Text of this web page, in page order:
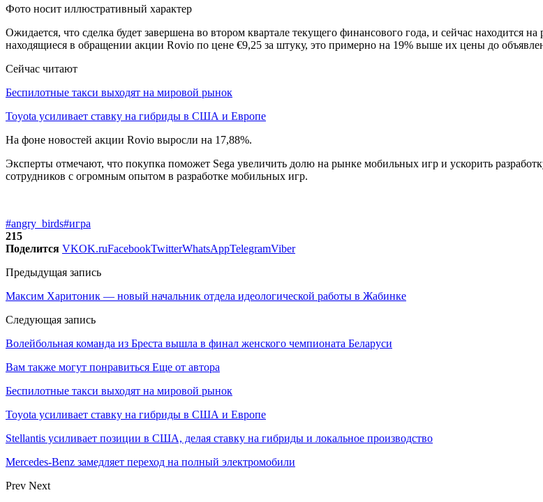
Фото носит иллюстративный характер
Ожидается, что сделка будет завершена во втором квартале текущего финансового года, и сейчас находится
находящиеся в обращении акции Rovio по цене €9,25 за штуку, это примерно на 19% выше их цены до
Сейчас читают
Беспилотные такси выходят на мировой рынок
Toyota усиливает ставку на гибриды в США и Европе
На фоне новостей акции Rovio выросли на 17,88%.
Эксперты отмечают, что покупка поможет Sega увеличить долю на рынке мобильных игр и ускорить
сотрудников с огромным опытом в разработке мобильных игр.
#angry_birds#игра
215
Поделится VKOK.ruFacebookTwitterWhatsAppTelegramViber
Предыдущая запись
Максим Харитоник — новый начальник отдела идеологической работы в Жабинке
Следующая запись
Волейбольная команда из Бреста вышла в финал женского чемпионата Беларуси
Вам также могут понравиться Еще от автора
Беспилотные такси выходят на мировой рынок
Toyota усиливает ставку на гибриды в США и Европе
Stellantis усиливает позиции в США, делая ставку на гибриды и локальное производство
Mercedes-Benz замедляет переход на полный электромобили
Prev Next